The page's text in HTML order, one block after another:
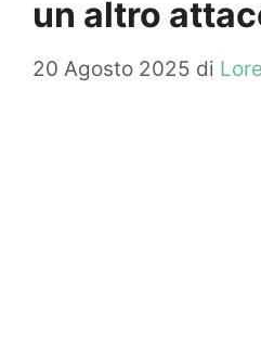
un altro
20 Agosto 2025 di